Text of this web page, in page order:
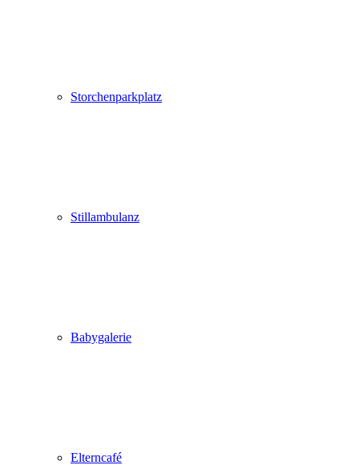
Storchenparkplatz
Stillambulanz
Babygalerie
Elterncafé